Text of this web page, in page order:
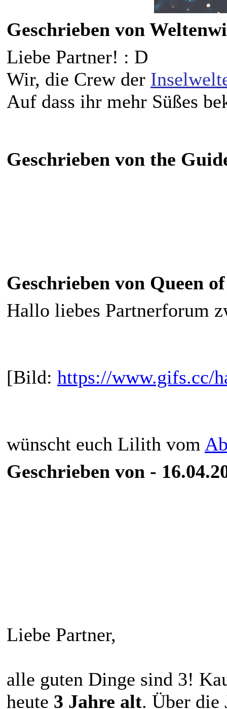
Geschrieben von
Liebe Partner! : D
Wir, die Crew der
Auf dass ihr mehr Süßes
Geschrieben von the
Geschrieben von Queen
Hallo liebes Partnerforum
[Bild: https://www.gifs.cc/
wünscht euch Lilith vom
Geschrieben von -
Liebe Partner,
alle guten Dinge sind 3!
heute 3 Jahre alt. Über die